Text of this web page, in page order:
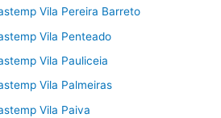
Vila Pereira Barreto
Vila Penteado
Vila Pauliceia
Vila Palmeiras
Vila Paiva